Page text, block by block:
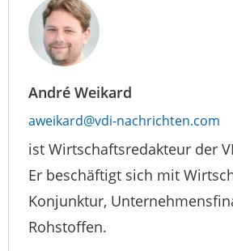
André Weikard
aweikard@vdi-nachrichten.com
ist Wirtschaftsredakteur der
Er beschäftigt sich mit
Konjunktur,
Rohstoffen.